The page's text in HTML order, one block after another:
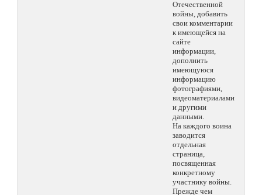
Отечественной
войны, добавить
свои комментарии
к имеющейся на
сайте
информации,
дополнить
имеющуюся
информацию
фотографиями,
видеоматериалами
и другими
данными.
На каждого воина
заводится
отдельная
страница,
посвященная
конкретному
участнику войны.
Прежде чем